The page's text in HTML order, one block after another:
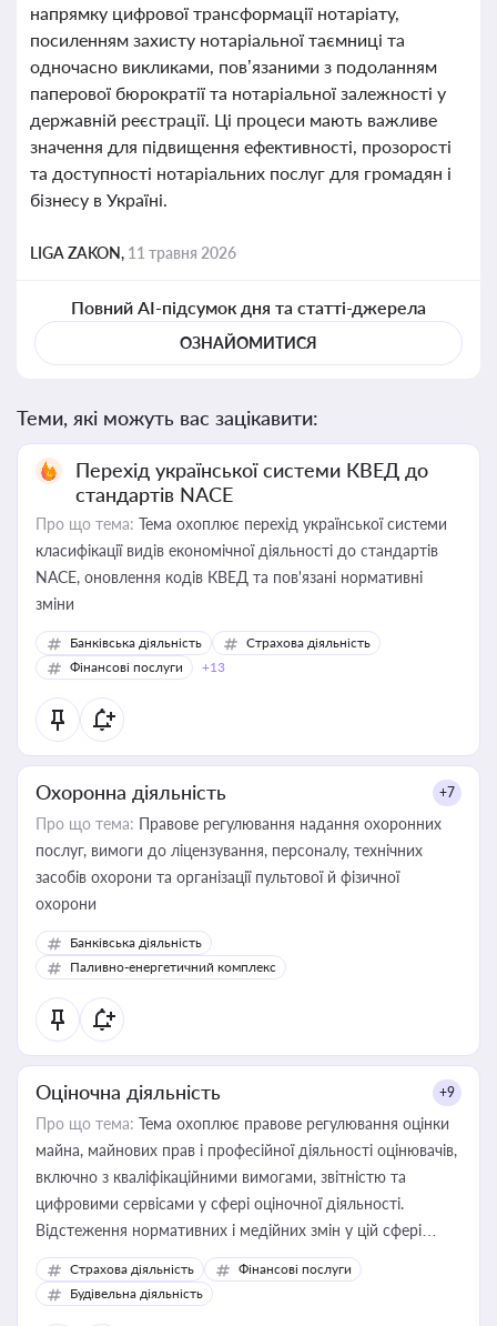
напрямку цифрової трансформації нотаріату,
посиленням захисту нотаріальної таємниці та
одночасно викликами, пов’язаними з подоланням
паперової бюрократії та нотаріальної залежності у
державній реєстрації. Ці процеси мають важливе
значення для підвищення ефективності, прозорості
та доступності нотаріальних послуг для громадян і
бізнесу в Україні.
LIGA ZAKON, 11 травня 2026
Повний AI-підсумок дня та статті-джерела
ОЗНАЙОМИТИСЯ
Теми, які можуть вас зацікавити:
Перехід української системи КВЕД до
стандартів NACE
Про що тема: Тема охоплює перехід української системи
класифікації видів економічної діяльності до стандартів
NACE, оновлення кодів КВЕД та пов'язані нормативні
зміни
Банківська діяльність
Страхова діяльність
Фінансові послуги
+13
Охоронна діяльність +7
Про що тема: Правове регулювання надання охоронних
послуг, вимоги до ліцензування, персоналу, технічних
засобів охорони та організації пультової й фізичної
охорони
Банківська діяльність
Паливно-енергетичний комплекс
Оціночна діяльність +9
Про що тема: Тема охоплює правове регулювання оцінки
майна, майнових прав і професійної діяльності оцінювачів,
включно з кваліфікаційними вимогами, звітністю та
цифровими сервісами у сфері оціночної діяльності.
Відстеження нормативних і медійних змін у цій сфері
корисне для власника бізнесу, керівника, юриста або
бухгалтера під час оподаткування, приватизації, оренди
державного майна, корпоративних угод і перевірки
Страхова діяльність
Фінансові послуги
Будівельна діяльність